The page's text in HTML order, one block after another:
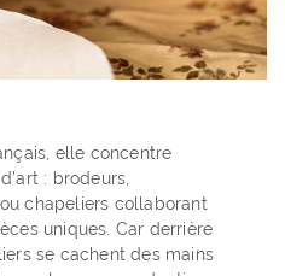
elle concentre
: brodeurs,
chapeliers collaborant
uniques. Car derrière
se cachent des mains